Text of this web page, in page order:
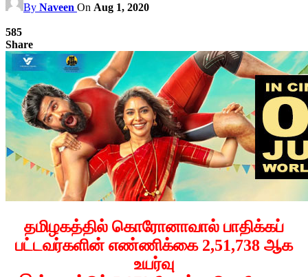
By Naveen On Aug 1, 2020
585
Share
தமிழகத்தில் கொரோனாவால் பாதிக்கப்
பட்டவர்களின் எண்ணிக்கை 2,51,738 ஆக
உயர்வு